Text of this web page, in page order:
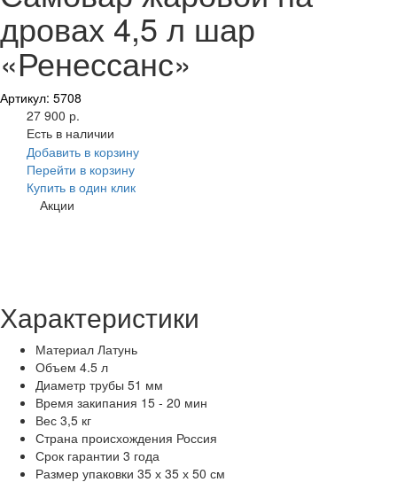
дровах 4,5 л шар
«Ренессанс»
Артикул: 5708
27 900 р.
Есть в наличии
Добавить в корзину
Перейти в корзину
Купить в один клик
Акции
Характеристики
Материал Латунь
Объем 4.5 л
Диаметр трубы 51 мм
Время закипания 15 - 20 мин
Вес 3,5 кг
Страна происхождения Россия
Срок гарантии 3 года
Размер упаковки 35 х 35 х 50 см